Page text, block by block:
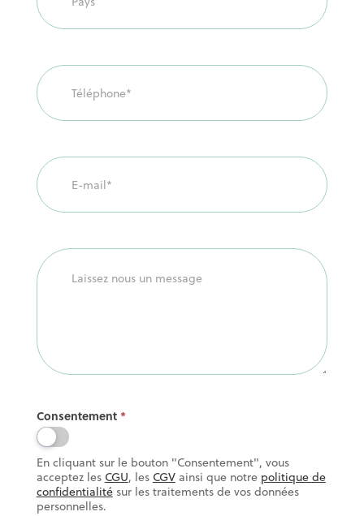
Consentement *
En cliquant sur le bouton "Consentement", vous
acceptez les CGU, les CGVainsi que notre politique de
confidentialitésur les traitements de vos données
personnelles.